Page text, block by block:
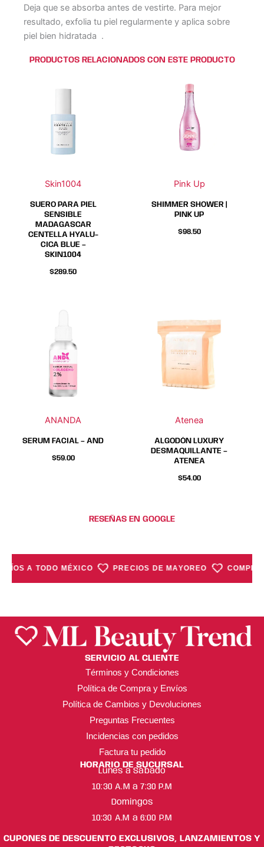
Deja que se absorba antes de vestirte. Para mejor
resultado, exfolia tu piel regularmente y aplica sobre
piel bien hidratada .
PRODUCTOS RELACIONADOS CON ESTE PRODUCTO
Skin1004
SUERO PARA PIEL
SENSIBLE
MADAGASCAR
CENTELLA HYALU-
CICA BLUE –
SKIN1004
$289.50
Pink Up
SHIMMER SHOWER |
PINK UP
$98.50
ANANDA
múltiples
variantes.
opciones
pueden
elegir
la
SERUM FACIAL – AND
$59.00
múltiples
variantes.
opciones
pueden
elegir
la
Atenea
ALGODÓN LUXURY
DESMAQUILLANTE –
ATENEA
$54.00
RESEÑAS EN GOOGLE
A TODO MÉXICO PRECIOS DE MAYOREO
SERVICIO AL CLIENTE
Términos y Condiciones
Política de Compra y Envíos
Política de Cambios y Devoluciones
Preguntas Frecuentes
Incidencias con pedidos
Factura tu pedido
HORARIO DE SUCURSAL
Lunes a Sábado
10:30 A.M a 7:30 P.M
Domingos
10:30 A.M a 6:00 P.M
CUPONES DE DESCUENTO EXCLUSIVOS, LANZAMIENTOS Y